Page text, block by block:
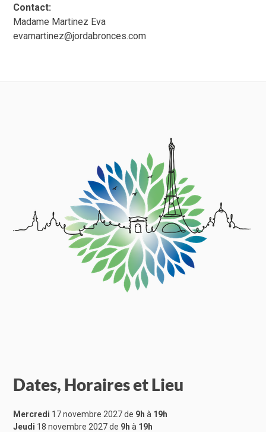
Contact:
Madame Martinez Eva
evamartinez@jordabronces.com
Dates, Horaires et Lieu
Mercredi 17 novembre 2027 de 9hà 19h
Jeudi 18 novembre 2027 de 9hà 19h